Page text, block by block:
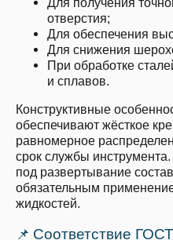
Для получения
отверстия;
Для обеспечения
Для снижения
При обработке
и сплавов.
Конструктивные
обеспечивают жёсткое
равномерное
срок службы
под развертывание
обязательным
жидкостей.
📌 Соответствие ГОСТ